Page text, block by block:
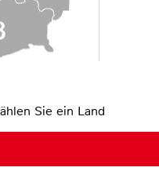
Sie ein Land